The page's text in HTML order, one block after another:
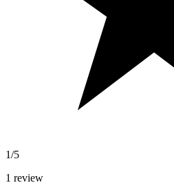
1/5
1 review